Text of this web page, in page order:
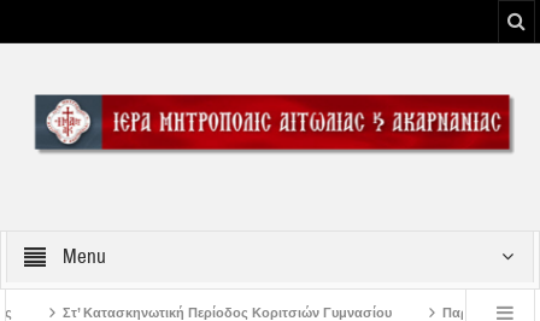
Menu
Κοριτσιών Γυμνασίου Παρακλήσεις πρώτης εβδομάδος